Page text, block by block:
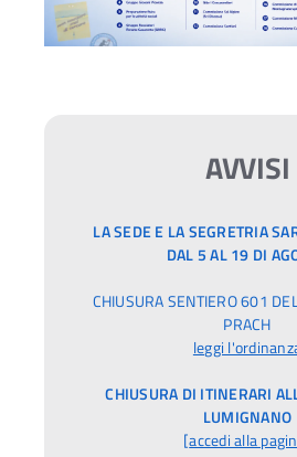
AVVISI
LA SEDE E LA SEGRETRIA
DAL 5 AL 19 DI
CHIUSURA SENTIERO 601
PRACH
leggi
CHIUSURA DI ITINERARI
LUMIGNANO
[accedi alla